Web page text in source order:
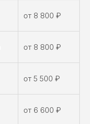
от 8 800 ₽
от 8 800 ₽
от 5 500 ₽
от 6 600 ₽